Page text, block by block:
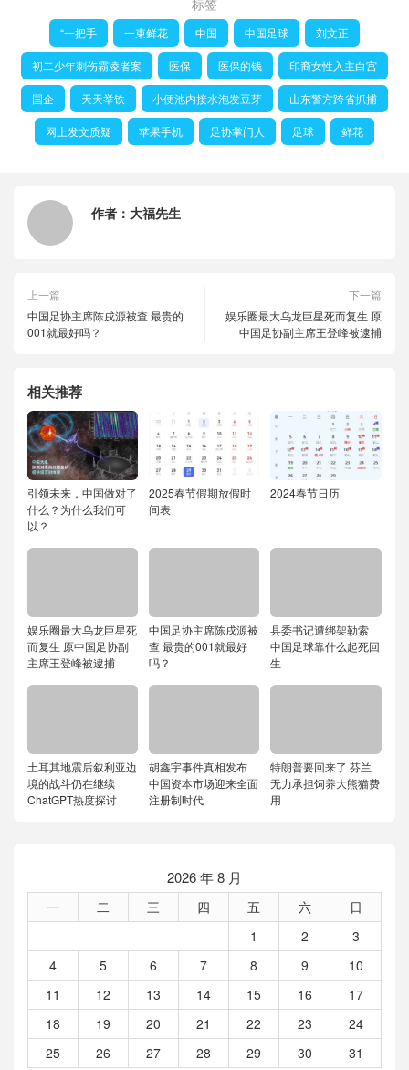
“一把手 一束鲜花 中国 中国足球 刘文正
初二少年刺伤霸凌者案 医保 医保的钱 印裔女性入主白宫
国企 天天举铁 小便池内接水泡发豆芽 山东警方跨省抓捕
网上发文质疑 苹果手机 足协掌门人 足球 鲜花
作者： 大福先生
上一篇
中国足协主席陈戌源被查 最贵的
001就最好吗？
下一篇
娱乐圈最大乌龙巨星死而复生 原
中国足协副主席王登峰被逮捕
相关推荐
引领未来，中国做对了
什么？为什么我们可
以？
2025春节假期放假时
间表
2024春节日历
娱乐圈最大乌龙巨星死
而复生 原中国足协副
主席王登峰被逮捕
中国足协主席陈戌源被
查 最贵的001就最好
吗？
县委书记遭绑架勒索
中国足球靠什么起死回
生
土耳其地震后叙利亚边
境的战斗仍在继续
ChatGPT热度探讨
胡鑫宇事件真相发布
中国资本市场迎来全面
注册制时代
特朗普要回来了 芬兰
无力承担饲养大熊猫费
用
2026 年 8 月
一 二 三 四 五 六
日
1
2
3
4
5 6 7 8 9
10
11
12 13 14 15 16
17
18
19 20 21 22 23
24
25
26 27 28 29 30
31